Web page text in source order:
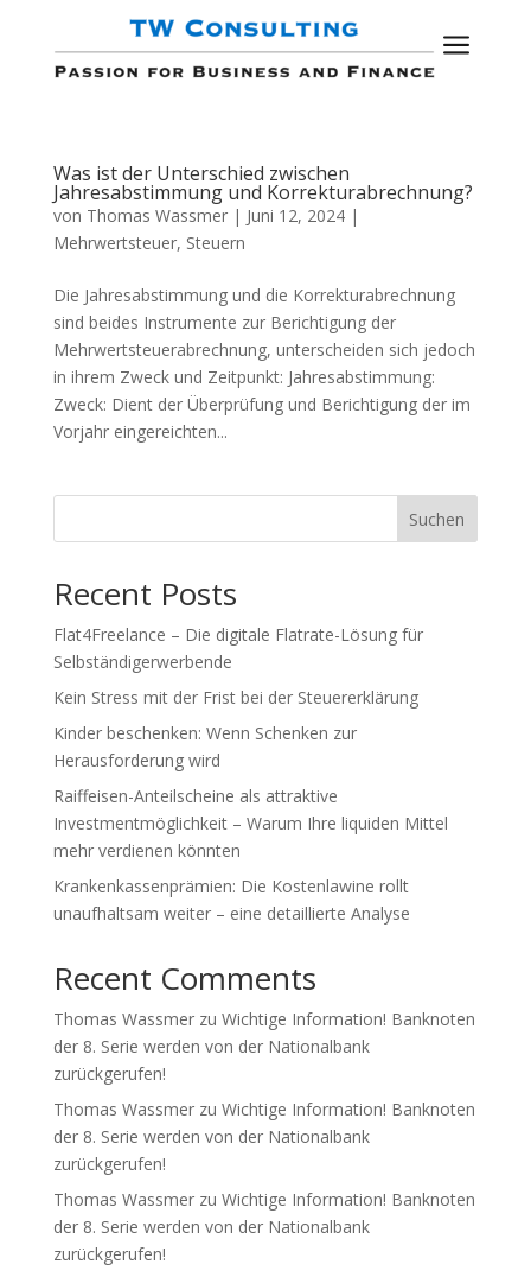
a
Was ist der Unterschied zwischen
Jahresabstimmung und Korrekturabrechnung?
von Thomas Wassmer| Juni 12, 2024|
Mehrwertsteuer, Steuern
Die Jahresabstimmung und die Korrekturabrechnung
sind beides Instrumente zur Berichtigung der
Mehrwertsteuerabrechnung, unterscheiden sich jedoch
in ihrem Zweck und Zeitpunkt: Jahresabstimmung:
Zweck: Dient der Überprüfung und Berichtigung der im
Vorjahr eingereichten...
Suchen
Recent Posts
Flat4Freelance – Die digitale Flatrate-Lösung für
Selbständigerwerbende
Kein Stress mit der Frist bei der Steuererklärung
Kinder beschenken: Wenn Schenken zur
Herausforderung wird
Raiffeisen-Anteilscheine als attraktive
Investmentmöglichkeit – Warum Ihre liquiden Mittel
mehr verdienen könnten
Krankenkassenprämien: Die Kostenlawine rollt
unaufhaltsam weiter – eine detaillierte Analyse
Recent Comments
Thomas Wassmerzu Wichtige Information! Banknoten
der 8. Serie werden von der Nationalbank
zurückgerufen!
Thomas Wassmerzu Wichtige Information! Banknoten
der 8. Serie werden von der Nationalbank
zurückgerufen!
Thomas Wassmerzu Wichtige Information! Banknoten
der 8. Serie werden von der Nationalbank
zurückgerufen!